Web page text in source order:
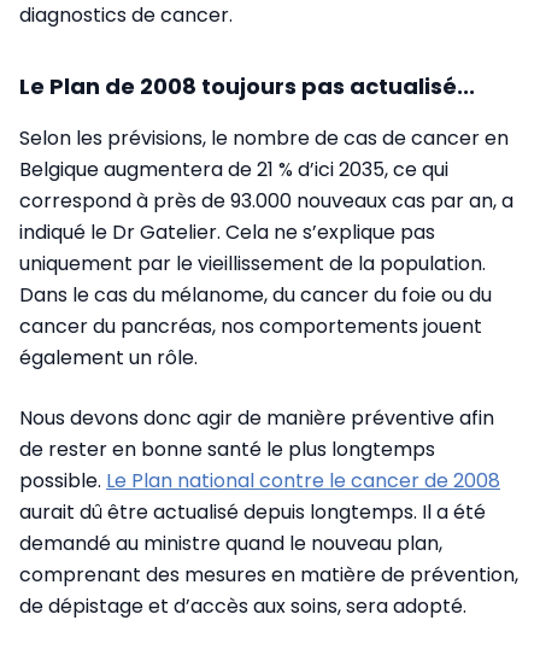
diagnostics de cancer.
Le Plan de 2008 toujours pas actualisé...
Selon les prévisions, le nombre de cas de cancer en
Belgique augmentera de 21 % d’ici 2035, ce qui
correspond à près de 93.000 nouveaux cas par an, a
indiqué le Dr Gatelier. Cela ne s’explique pas
uniquement par le vieillissement de la population.
Dans le cas du mélanome, du cancer du foie ou du
cancer du pancréas, nos comportements jouent
également un rôle.
Nous devons donc agir de manière préventive afin
de rester en bonne santé le plus longtemps
possible. Le Plan national contre le cancer de 2008
aurait dû être actualisé depuis longtemps. Il a été
demandé au ministre quand le nouveau plan,
comprenant des mesures en matière de prévention,
de dépistage et d’accès aux soins, sera adopté.